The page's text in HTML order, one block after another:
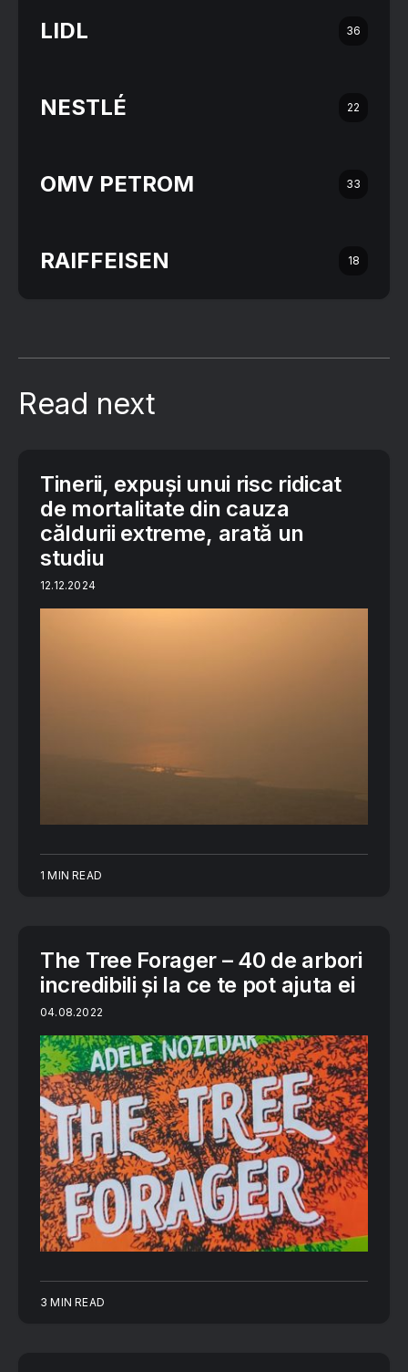
LIDL 36
NESTLÉ 22
OMV PETROM 33
RAIFFEISEN 18
Read next
Tinerii, expuși unui risc ridicat
de mortalitate din cauza
căldurii extreme, arată un
studiu
12.12.2024
1 MIN READ
The Tree Forager – 40 de arbori
incredibili și la ce te pot ajuta ei
04.08.2022
3 MIN READ